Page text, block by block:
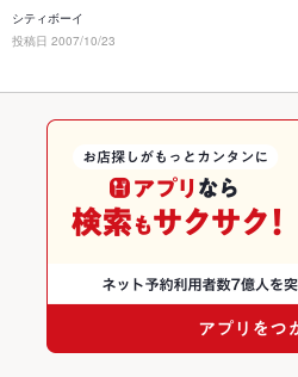
シティボーイ
投稿日 2007/10/23